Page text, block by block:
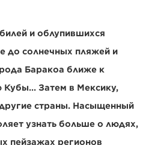
и облупившихся
до солнечных пляжей и
Баракоа ближе к
Затем в Мексику,
страны. Насыщенный
узнать больше о людях,
пейзажах регионов